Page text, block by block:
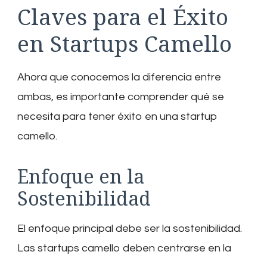
Claves para el Éxito
en Startups Camello
Ahora que conocemos la diferencia entre
ambas, es importante comprender qué se
necesita para tener éxito en una startup
camello.
Enfoque en la
Sostenibilidad
El enfoque principal debe ser la sostenibilidad.
Las startups camello deben centrarse en la